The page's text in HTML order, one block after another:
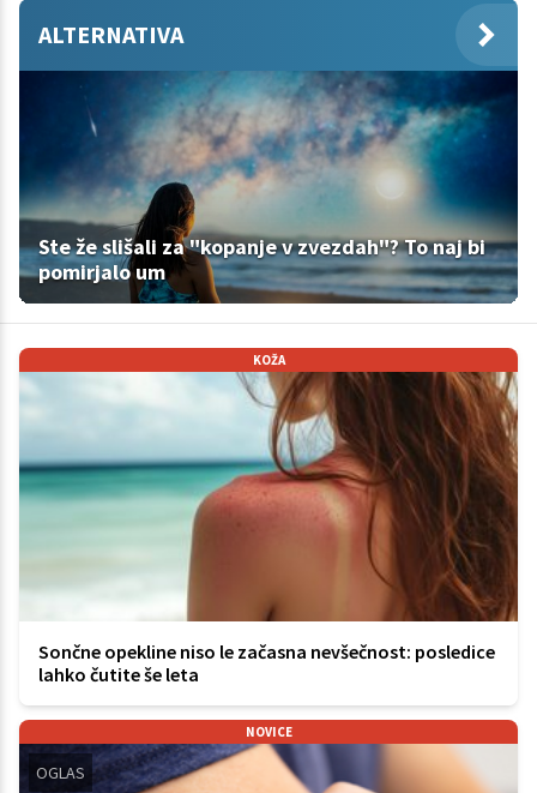
ALTERNATIVA
Ste že slišali za "kopanje v zvezdah"? To naj bi
pomirjalo um
KOŽA
Sončne opekline niso le začasna nevšečnost: posledice
lahko čutite še leta
NOVICE
OGLAS